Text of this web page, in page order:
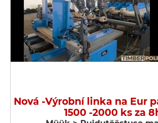
Nová -Výrobní linka na Eur
1500 -2000 ks za